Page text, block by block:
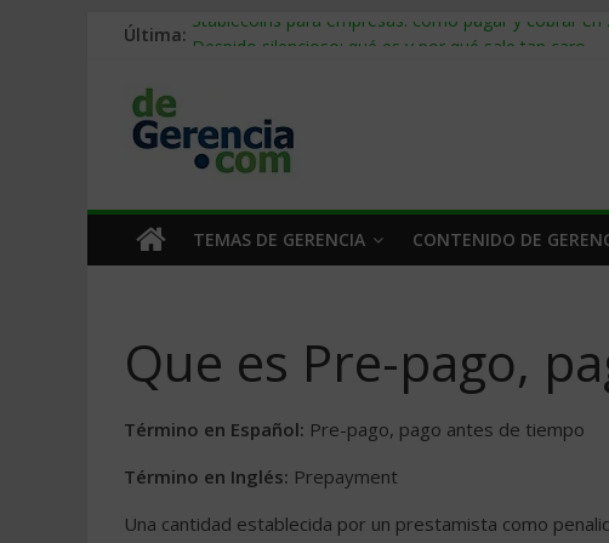
Última: Stablecoins para empresas: cómo pagar y cobrar en
Trabajo forzoso en la cadena de suministro: qué
Mercado hispano de EE. UU.: cómo segmentarlo y
TEMAS DE GERENCIA CONTENIDO DE
Que es Pre-pago,
Término en Español: Pre-pago, pago antes de tiempo
Término en Inglés: Prepayment
Una cantidad establecida por un prestamista como